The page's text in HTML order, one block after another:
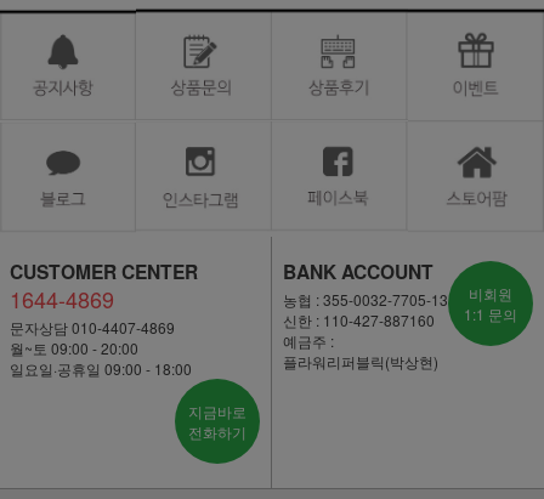
CUSTOMER CENTER
1644-4869
문자상담 010-4407-4869
월~토 09:00 - 20:00
일요일·공휴일 09:00 - 18:00
지금바로
전화하기
BANK ACCOUNT
농협 : 355-0032-7705-13
신한 : 110-427-887160
예금주 :
플라워리퍼블릭(박상현)
비회원
1:1 문의